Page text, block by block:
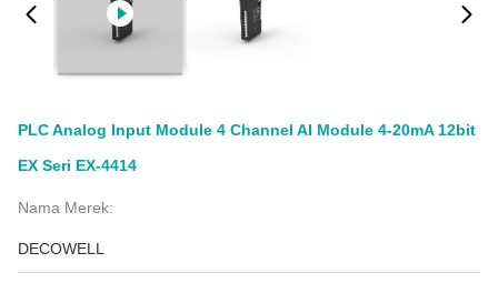
PLC Analog Input Module 4 Channel AI Module 4-20mA 12bit
EX Seri EX-4414
Nama Merek:
DECOWELL